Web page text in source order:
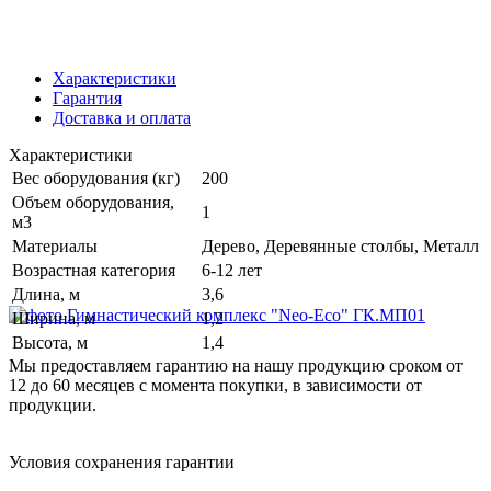
Характеристики
Гарантия
Доставка и оплата
Характеристики
Вес оборудования (кг)
200
Объем оборудования,
м3
1
Материалы
Дерево, Деревянные столбы, Металл
Возрастная категория
6-12 лет
Длина, м
3,6
Ширина, м
1,2
Высота, м
1,4
Мы предоставляем гарантию на нашу продукцию сроком от
12 до 60 месяцев с момента покупки, в зависимости от
продукции.
Условия сохранения гарантии